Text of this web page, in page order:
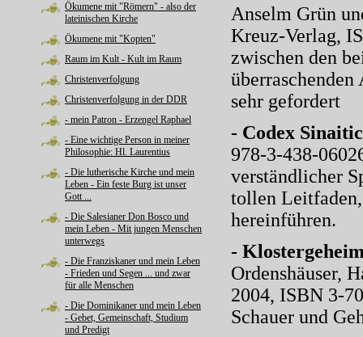
Ökumene mit "Römern" - also der
lateinischen Kirche
Ökumene mit "Kopten"
Raum im Kult - Kult im Raum
Christenverfolgung
Christenverfolgung in der DDR
- mein Patron - Erzengel Raphael
- Eine wichtige Person in meiner
Philosophie: Hl. Laurentius
- Die lutherische Kirche und mein
Leben - Ein feste Burg ist unser
Gott ...
- Die Salesianer Don Bosco und
mein Leben - Mit jungen Menschen
unterwegs
- Die Franziskaner und mein Leben
- Frieden und Segen ... und zwar
für alle Menschen
- Die Dominikaner und mein Leben
- Gebet, Gemeinschaft, Studium
und Predigt
Anselm Grün
Kreuz-Verlag,
zwischen den
sehr gefordert
- Codex
978-3-438-
verständlicher
tollen Leitfaden,
hereinführen.
-
Ordenshäuser,
2004, ISBN 3-
Schauer und